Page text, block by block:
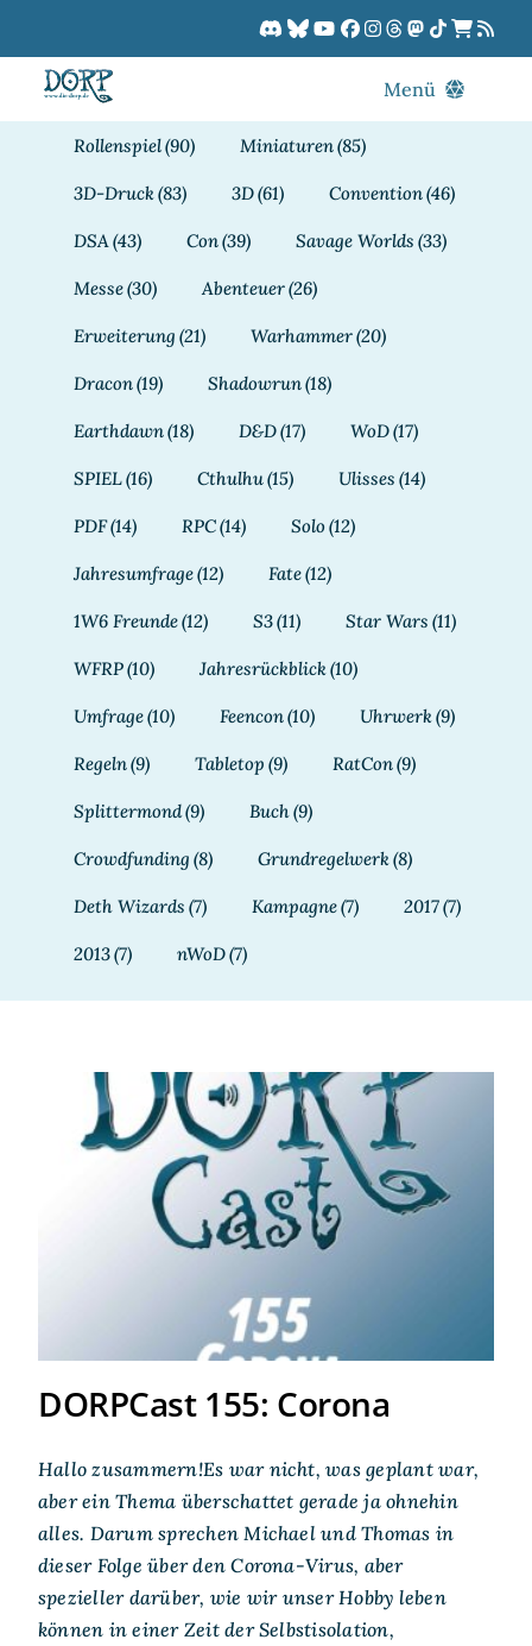
springen
Menü
Rollenspiel(90) Miniaturen(85)
3D-Druck(83) 3D(61) Convention(46)
DSA (43) Con(39) Savage Worlds (33)
Messe(30) Abenteuer(26)
Erweiterung (21) Warhammer(20)
Dracon(19) Shadowrun(18)
Earthdawn(18) D&D(17) WoD(17)
SPIEL(16) Cthulhu(15) Ulisses (14)
PDF(14) RPC(14) Solo(12)
Jahresumfrage(12) Fate(12)
1W6 Freunde(12) S3(11) Star Wars (11)
WFRP(10) Jahresrückblick(10)
Umfrage(10) Feencon(10) Uhrwerk(9)
Regeln(9) Tabletop (9) RatCon(9)
Splittermond(9) Buch(9)
Crowdfunding (8) Grundregelwerk(8)
Deth Wizards (7) Kampagne(7) 2017(7)
2013(7) nWoD(7)
DORPCast 155: Corona
DORPCast 155: Corona
Hallo zusammern!Es war nicht, was geplant war,
aber ein Thema überschattet gerade ja ohnehin
alles. Darum sprechen Michael und Thomas in
dieser Folge über den Corona-Virus, aber
spezieller darüber, wie wir unser Hobby leben
können in einer Zeit der Selbstisolation,